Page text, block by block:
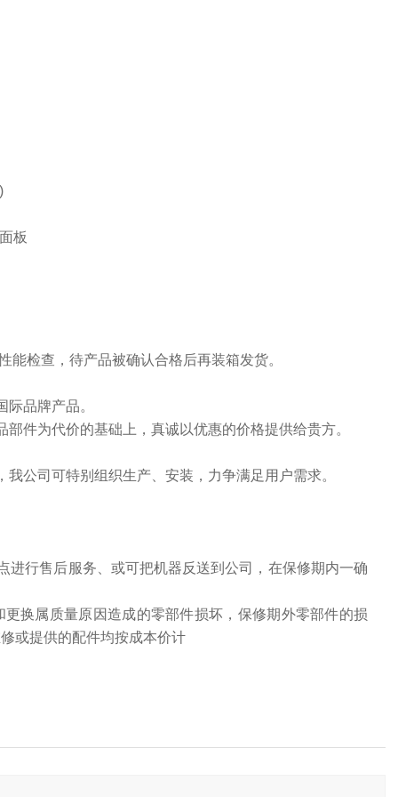
板
检查，待产品被确认合格后再装箱发货。
品牌产品。
为代价的基础上，真诚以优惠的价格提供给贵方。
司可特别组织生产、安装，力争满足用户需求。
行售后服务、或可把机器反送到公司，在保修期内一确
属质量原因造成的零部件损坏，保修期外零部件的损
或提供的配件均按成本价计